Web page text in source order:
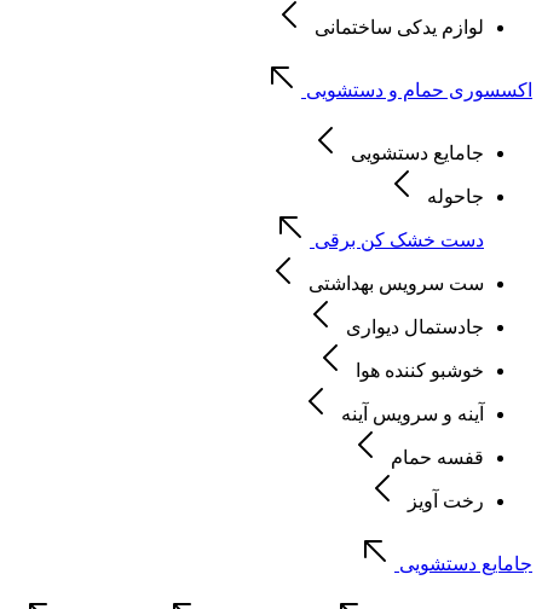
لوازم یدکی ساختمانی
اکسسوری حمام و دستشویی
جامایع دستشویی
جاحوله
دست خشک کن برقی
ست سرویس بهداشتی
جادستمال دیواری
خوشبو کننده هوا
آینه و سرویس آینه
قفسه حمام
رخت آویز
جامایع دستشویی